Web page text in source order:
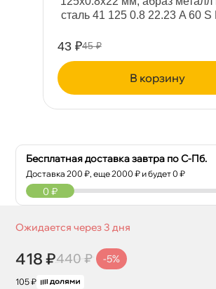
сталь 41 125 0.8 22.23 A 60 S
43 ₽45 ₽
корзину
Бесплатная доставка завтра по С-Пб.
Доставка200 ₽, еще2000 ₽ и будет 0 ₽
0 ₽
Ожидается через 3 дня
418 ₽440 ₽ -5%
105 ₽